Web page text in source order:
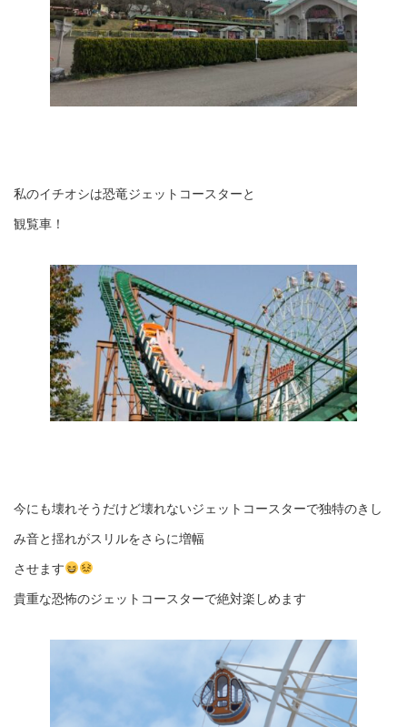
私のイチオシは恐竜ジェットコースターと
観覧車！
今にも壊れそうだけど壊れないジェットコースターで独特のきし
み音と揺れがスリルをさらに増幅
させます
貴重な恐怖のジェットコースターで絶対楽しめます